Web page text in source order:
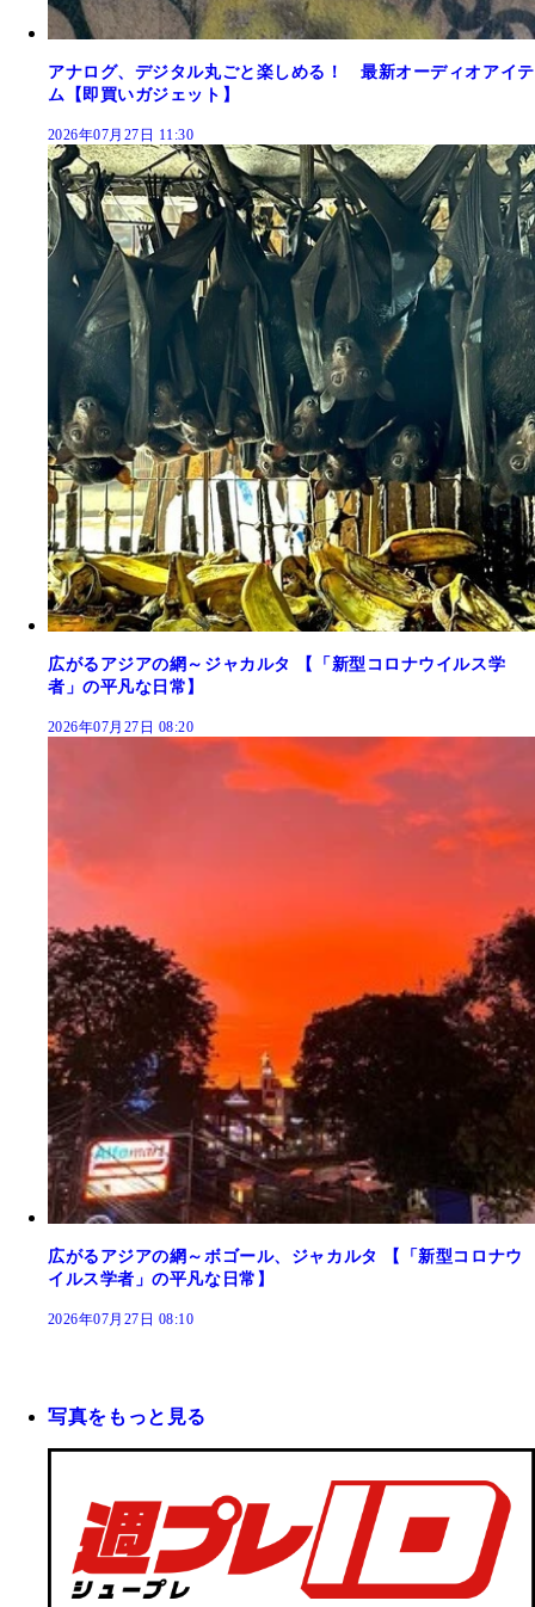
アナログ、デジタル丸ごと楽しめる！ 最新オーディオアイテ
ム【即買いガジェット】
2026年07月27日 11:30
広がるアジアの網～ジャカルタ 【「新型コロナウイルス学
者」の平凡な日常】
2026年07月27日 08:20
広がるアジアの網～ボゴール、ジャカルタ 【「新型コロナウ
イルス学者」の平凡な日常】
2026年07月27日 08:10
写真をもっと見る